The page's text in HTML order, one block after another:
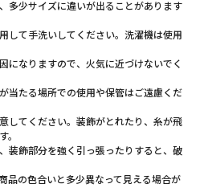
多少サイズに違いが出ることがあります
して手洗いしてください。洗濯機は使用
になりますので、火気に近づけないでく
当たる場所での使用や保管はご遠慮くだ
してください。装飾がとれたり、糸が飛
装飾部分を強く引っ張ったりすると、破
品の色合いと多少異なって見える場合が